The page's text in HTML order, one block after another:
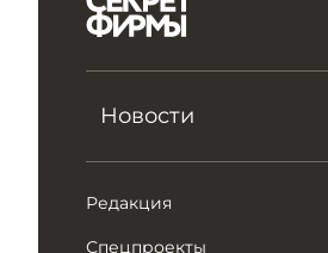
Новости
Редакция
Спецпроекты